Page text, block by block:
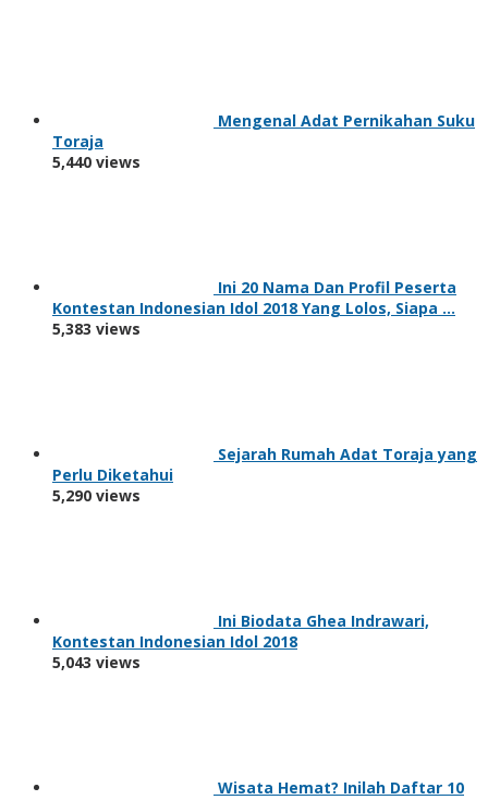
Mengenal Adat Pernikahan Suku
Toraja
5,440 views
Ini 20 Nama Dan Profil Peserta
Kontestan Indonesian Idol 2018 Yang Lolos, Siapa …
5,383 views
Sejarah Rumah Adat Toraja yang
Perlu Diketahui
5,290 views
Ini Biodata Ghea Indrawari,
Kontestan Indonesian Idol 2018
5,043 views
Wisata Hemat? Inilah Daftar 10